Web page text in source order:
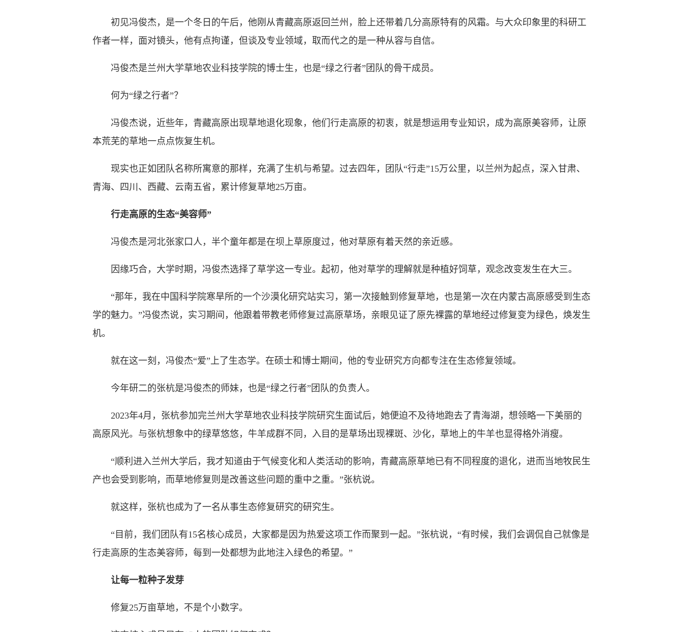
初见冯俊杰，是一个冬日的午后，他刚从青藏高原返回兰州，脸上还带着几分高原特有的风霜。与大众印象里的科研工
作者一样，面对镜头，他有点拘谨，但谈及专业领域，取而代之的是一种从容与自信。
冯俊杰是兰州大学草地农业科技学院的博士生，也是“绿之行者”团队的骨干成员。
何为“绿之行者”？
冯俊杰说，近些年，青藏高原出现草地退化现象，他们行走高原的初衷，就是想运用专业知识，成为高原美容师，让原
本荒芜的草地一点点恢复生机。
现实也正如团队名称所寓意的那样，充满了生机与希望。过去四年，团队“行走”15万公里，以兰州为起点，深入甘肃、
青海、四川、西藏、云南五省，累计修复草地25万亩。
行走高原的生态“美容师”
冯俊杰是河北张家口人，半个童年都是在坝上草原度过，他对草原有着天然的亲近感。
因缘巧合，大学时期，冯俊杰选择了草学这一专业。起初，他对草学的理解就是种植好饲草，观念改变发生在大三。
“那年，我在中国科学院寒旱所的一个沙漠化研究站实习，第一次接触到修复草地，也是第一次在内蒙古高原感受到生态
学的魅力。”冯俊杰说，实习期间，他跟着带教老师修复过高原草场，亲眼见证了原先裸露的草地经过修复变为绿色，焕发生
机。
就在这一刻，冯俊杰“爱”上了生态学。在硕士和博士期间，他的专业研究方向都专注在生态修复领域。
今年研二的张杭是冯俊杰的师妹，也是“绿之行者”团队的负责人。
2023年4月，张杭参加完兰州大学草地农业科技学院研究生面试后，她便迫不及待地跑去了青海湖，想领略一下美丽的
高原风光。与张杭想象中的绿草悠悠，牛羊成群不同，入目的是草场出现裸斑、沙化，草地上的牛羊也显得格外消瘦。
“顺利进入兰州大学后，我才知道由于气候变化和人类活动的影响，青藏高原草地已有不同程度的退化，进而当地牧民生
产也会受到影响，而草地修复则是改善这些问题的重中之重。”张杭说。
就这样，张杭也成为了一名从事生态修复研究的研究生。
“目前，我们团队有15名核心成员，大家都是因为热爱这项工作而聚到一起。”张杭说，“有时候，我们会调侃自己就像是
行走高原的生态美容师，每到一处都想为此地注入绿色的希望。”
让每一粒种子发芽
修复25万亩草地，不是个小数字。